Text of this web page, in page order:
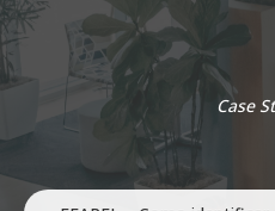
Case